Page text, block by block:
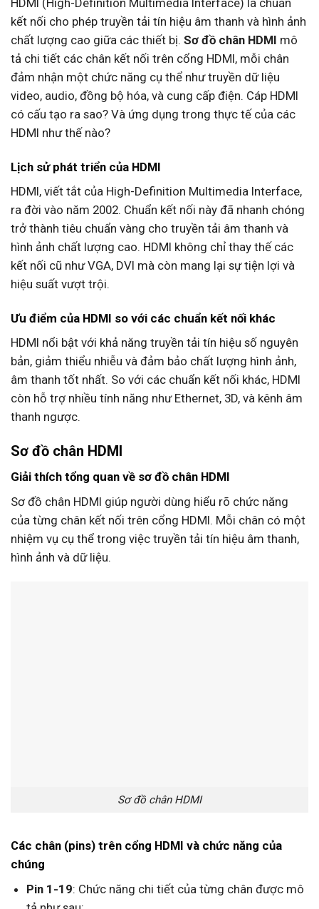
kết nối cho phép truyền tải tín hiệu âm thanh và hình ảnh
chất lượng cao giữa các thiết bị. Sơ đồ chân HDMI mô
tả chi tiết các chân kết nối trên cổng HDMI, mỗi chân
đảm nhận một chức năng cụ thể như truyền dữ liệu
video, audio, đồng bộ hóa, và cung cấp điện. Cáp HDMI
có cấu tạo ra sao? Và ứng dụng trong thực tế của các
HDMI như thế nào?
Lịch sử phát triển của HDMI
HDMI, viết tắt của High-Definition Multimedia Interface,
ra đời vào năm 2002. Chuẩn kết nối này đã nhanh chóng
trở thành tiêu chuẩn vàng cho truyền tải âm thanh và
hình ảnh chất lượng cao. HDMI không chỉ thay thế các
kết nối cũ như VGA, DVI mà còn mang lại sự tiện lợi và
hiệu suất vượt trội.
Ưu điểm của HDMI so với các chuẩn kết nối khác
HDMI nổi bật với khả năng truyền tải tín hiệu số nguyên
bản, giảm thiểu nhiễu và đảm bảo chất lượng hình ảnh,
âm thanh tốt nhất. So với các chuẩn kết nối khác, HDMI
còn hỗ trợ nhiều tính năng như Ethernet, 3D, và kênh âm
thanh ngược.
Sơ đồ chân HDMI
Giải thích tổng quan về sơ đồ chân HDMI
Sơ đồ chân HDMI giúp người dùng hiểu rõ chức năng
của từng chân kết nối trên cổng HDMI. Mỗi chân có một
nhiệm vụ cụ thể trong việc truyền tải tín hiệu âm thanh,
hình ảnh và dữ liệu.
Sơ đồ chân HDMI
Các chân (pins) trên cổng HDMI và chức năng của
chúng
Pin 1-19: Chức năng chi tiết của từng chân được mô